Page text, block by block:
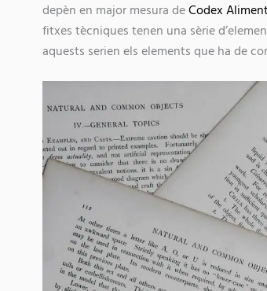
depèn en major mesura deCodex
fitxes tècniques tenen una sèrie
aquests serien els elements que ha de